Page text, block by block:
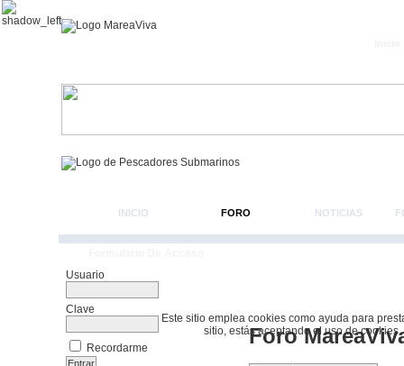
Este sitio emplea cookies como ayuda para
sitio, estás aceptando el uso de cookies.
INICIO FORO NOTICIAS
Usuario
Clave
Recordarme Foro